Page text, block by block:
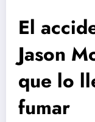
El
Jason
que lo
fumar